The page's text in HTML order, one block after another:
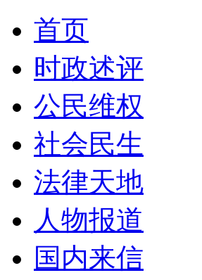
首页
时政述评
公民维权
社会民生
法律天地
人物报道
国内来信